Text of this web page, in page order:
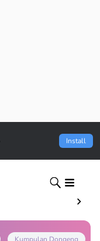
Install